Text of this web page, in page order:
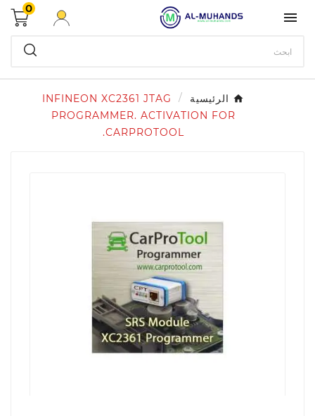

0
الرئيسية
INFINEON XC2361 JTAG
PROGRAMMER. ACTIVATION FOR
CARPROTOOL.